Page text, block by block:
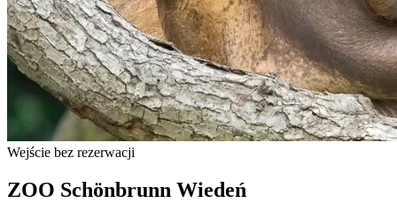
Wejście bez rezerwacji
ZOO Schönbrunn Wiedeń